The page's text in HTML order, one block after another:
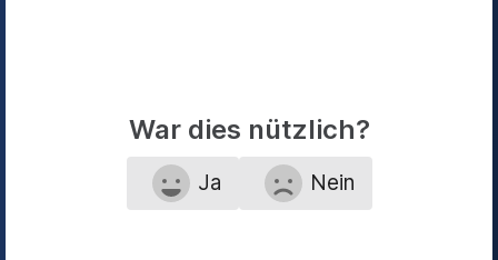
War dies nützlich?
Ja Nein